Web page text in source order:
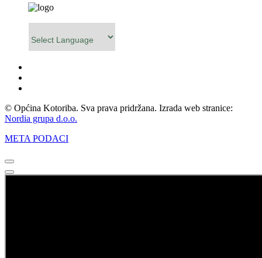
© Općina Kotoriba. Sva prava pridržana. Izrada web stranice:
Nordia grupa d.o.o.
META PODACI